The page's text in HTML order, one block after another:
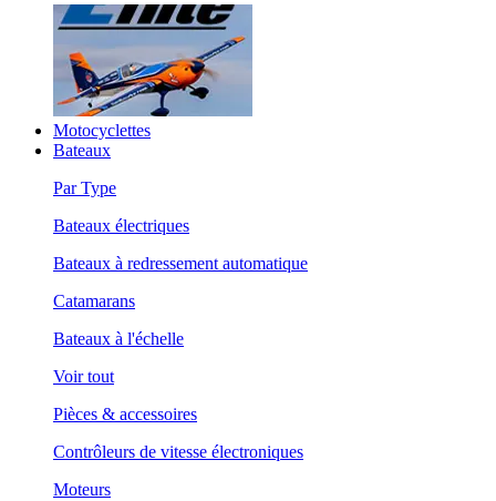
Motocyclettes
Bateaux
Par Type
Bateaux électriques
Bateaux à redressement automatique
Catamarans
Bateaux à l'échelle
Voir tout
Pièces & accessoires
Contrôleurs de vitesse électroniques
Moteurs